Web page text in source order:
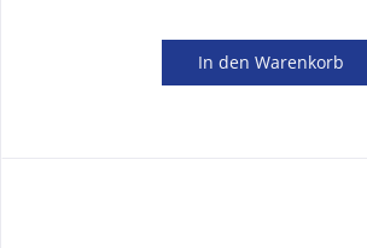
In den Warenkorb